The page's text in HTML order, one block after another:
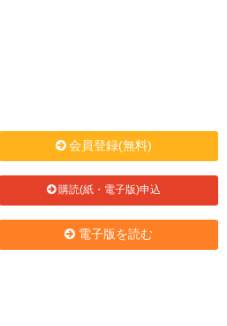
会員登録(無料)
購読(紙・電子版)申込
電子版を読む